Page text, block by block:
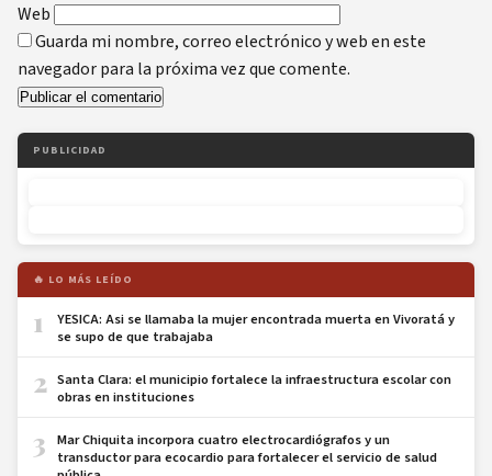
Web
Guarda mi nombre, correo electrónico y web en este
navegador para la próxima vez que comente.
PUBLICIDAD
🔥 LO MÁS LEÍDO
1
YESICA: Asi se llamaba la mujer encontrada muerta en Vivoratá y
se supo de que trabajaba
2 Santa Clara: el municipio fortalece la infraestructura escolar con
obras en instituciones
3
Mar Chiquita incorpora cuatro electrocardiógrafos y un
transductor para ecocardio para fortalecer el servicio de salud